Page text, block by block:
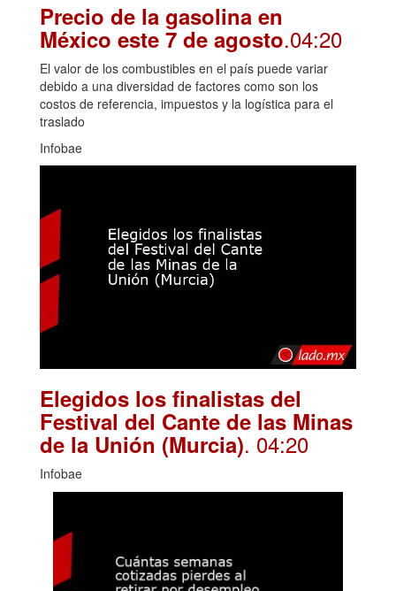
Precio de la gasolina en
México este 7 de agosto.04:20
El valor de los combustibles en el país puede variar
debido a una diversidad de factores como son los
costos de referencia, impuestos y la logística para el
traslado
Infobae
Elegidos los finalistas del
Festival del Cante de las Minas
de la Unión (Murcia). 04:20
Infobae